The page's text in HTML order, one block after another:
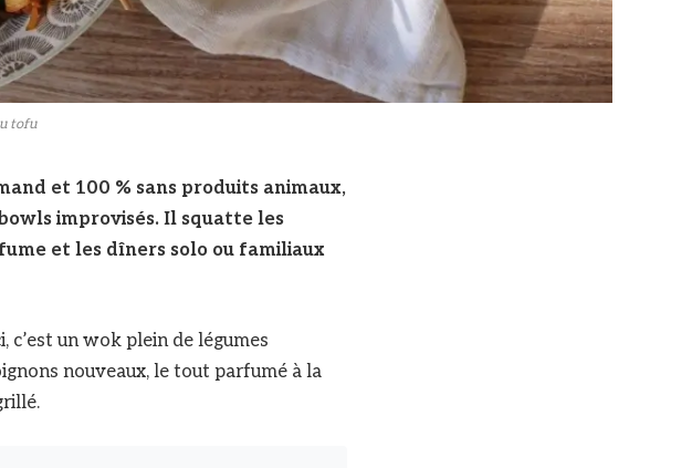
tofu
et 100 % sans produits animaux,
improvisés. Il squatte les
et les dîners solo ou familiaux
c’est un wok plein de légumes
nouveaux, le tout parfumé à la